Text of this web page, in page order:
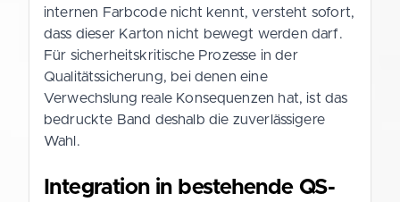
internen Farbcode nicht kennt, versteht sofort,
dass dieser Karton nicht bewegt werden darf.
Für sicherheitskritische Prozesse in der
Qualitätssicherung, bei denen eine
Verwechslung reale Konsequenzen hat, ist das
bedruckte Band deshalb die zuverlässigere
Wahl.
Integration in bestehende QS-